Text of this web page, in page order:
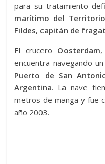
para su tratamiento
marítimo del
Fildes, capitán de
El crucero Oosterdam,
encuentra navegando
Puerto de San
Argentina. La nave
metros de manga y fue
año 2003.